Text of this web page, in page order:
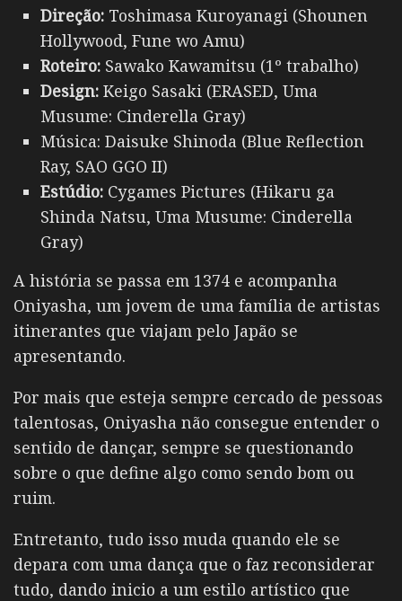
Direção: Toshimasa Kuroyanagi (Shounen
Hollywood, Fune wo Amu)
Roteiro: Sawako Kawamitsu (1º trabalho)
Design: Keigo Sasaki (ERASED, Uma
Musume: Cinderella Gray)
Música: Daisuke Shinoda (Blue Reflection
Ray, SAO GGO II)
Estúdio: Cygames Pictures (Hikaru ga
Shinda Natsu, Uma Musume: Cinderella
Gray)
A história se passa em 1374 e acompanha
Oniyasha, um jovem de uma família de artistas
itinerantes que viajam pelo Japão se
apresentando.
Por mais que esteja sempre cercado de pessoas
talentosas, Oniyasha não consegue entender o
sentido de dançar, sempre se questionando
sobre o que define algo como sendo bom ou
ruim.
Entretanto, tudo isso muda quando ele se
depara com uma dança que o faz reconsiderar
tudo, dando inicio a um estilo artístico que